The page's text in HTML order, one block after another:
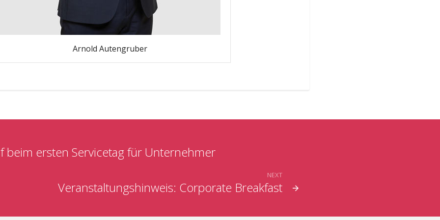
Arnold Autengruber
beim ersten Servicetag für Unternehmer
Veranstaltungshinweis: Corporate Breakfast
NEXT